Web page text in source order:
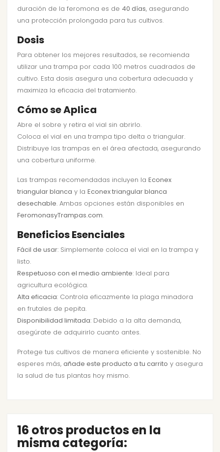
duración de la feromona es de 40 días, asegurando
una protección prolongada para tus cultivos.
Dosis
Para obtener los mejores resultados, se recomienda
utilizar una trampa por cada 100 metros cuadrados de
cultivo. Esta dosis asegura una cobertura adecuada y
maximiza la eficacia del tratamiento.
Cómo se Aplica
Abre el sobre y retira el vial sin abrirlo.
Coloca el vial en una trampa tipo delta o triangular.
Distribuye las trampas en el área afectada, asegurando
una cobertura uniforme.
Las trampas recomendadas incluyen la Econex
triangular blanca y la Econex triangular blanca
desechable. Ambas opciones están disponibles en
FeromonasyTrampas.com.
Beneficios Esenciales
Fácil de usar: Simplemente coloca el vial en la trampa y
listo.
Respetuoso con el medio ambiente: Ideal para
agricultura ecológica.
Alta eficacia: Controla eficazmente la plaga minadora
en frutales de pepita.
Disponibilidad limitada: Debido a la alta demanda,
asegúrate de adquirirlo cuanto antes.
Protege tus cultivos de manera eficiente y sostenible. No
esperes más, añade este producto a tu carrito y asegura
la salud de tus plantas hoy mismo.
16 otros productos en la
misma categoría: